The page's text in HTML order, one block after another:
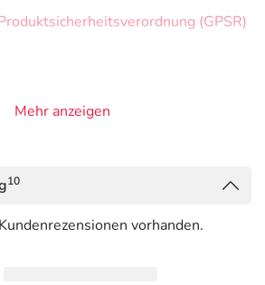
(GPSR)
Mehr anzeigen
10
vorhanden.